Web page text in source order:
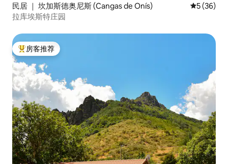
民居 ｜ 坎加斯德奥尼斯 (Cangas de Onís) 平均评分
5 (36)
拉库埃斯特庄园
热门「房客推荐」
房客推荐